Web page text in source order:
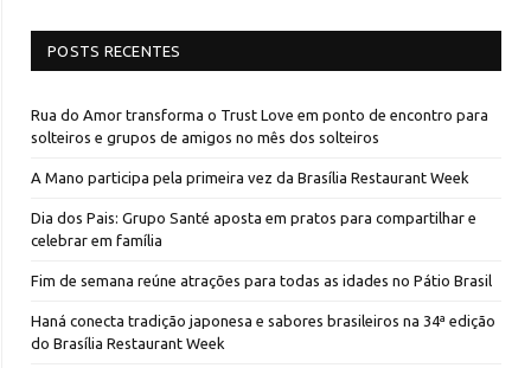
POSTS RECENTES
Rua do Amor transforma o Trust Love em ponto de encontro para
solteiros e grupos de amigos no mês dos solteiros
A Mano participa pela primeira vez da Brasília Restaurant Week
Dia dos Pais: Grupo Santé aposta em pratos para compartilhar e
celebrar em família
Fim de semana reúne atrações para todas as idades no Pátio Brasil
Haná conecta tradição japonesa e sabores brasileiros na 34ª edição
do Brasília Restaurant Week